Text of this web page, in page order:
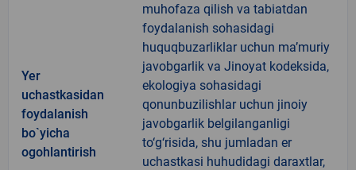
Yer
uchastkasidan
foydalanish
bo`yicha
ogohlantirish
muhofaza qilish va tabiatdan
foydalanish sohasidagi
huquqbuzarliklar uchun ma’muriy
javobgarlik va Jinoyat kodeksida,
ekologiya sohasidagi
qonunbuzilishlar uchun jinoiy
javobgarlik belgilanganligi
to‘g‘risida, shu jumladan er
uchastkasi huhudidagi daraxtlar,